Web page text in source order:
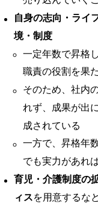
自身の志向・ライ
境・制度
一定年数で昇格
職責の役割を果
そのため、社内
れず、成果が出
成されている
一方で、昇格年
でも実力があれ
育児・介護制度の
ィスを用意するな